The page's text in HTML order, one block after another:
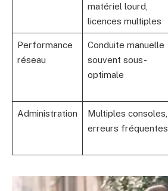
matériel lourd,
licences multiples
Performance
réseau
Conduite manuelle
souvent sous-
optimale
Administration
Multiples consoles,
erreurs fréquentes